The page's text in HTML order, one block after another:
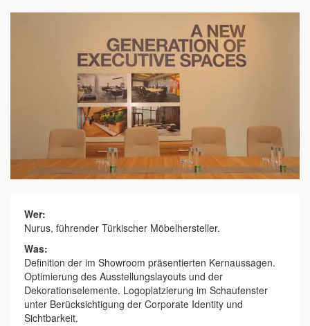
Wer:
Nurus, führender Türkischer Möbelhersteller.
Was:
Definition der im Showroom präsentierten Kernaussagen.
Optimierung des Ausstellungslayouts und der
Dekorationselemente. Logoplatzierung im Schaufenster
unter Berücksichtigung der Corporate Identity und
Sichtbarkeit.